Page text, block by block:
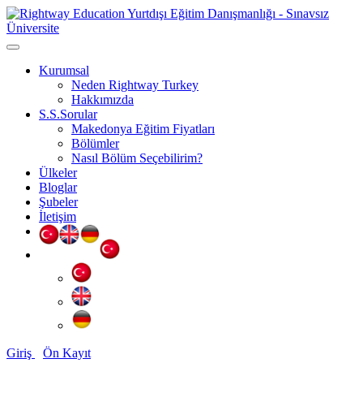
Kurumsal
Neden Rightway Turkey
Hakkımızda
S.S.Sorular
Makedonya Eğitim Fiyatları
Bölümler
Nasıl Bölüm Seçebilirim?
Ülkeler
Bloglar
Şubeler
İletişim
Giriş Ön Kayıt